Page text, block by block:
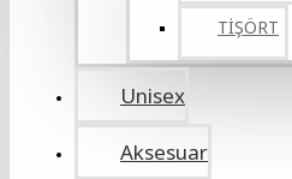
TİŞÖRT
Unisex
Aksesuar